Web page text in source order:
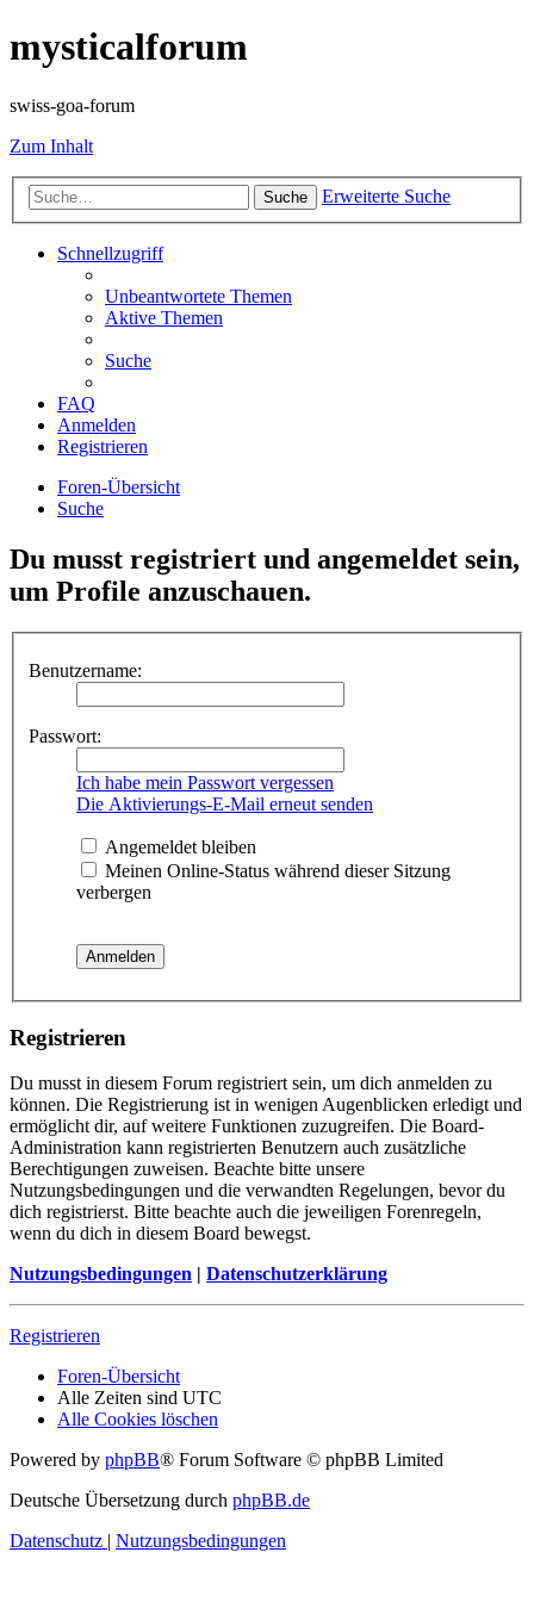
mysticalforum
swiss-goa-forum
Zum Inhalt
Suche Erweiterte Suche
Schnellzugriff
Unbeantwortete Themen
Aktive Themen
Suche
FAQ
Anmelden
Registrieren
Foren-Übersicht
Suche
Du musst registriert und angemeldet sein,
um Profile anzuschauen.
Benutzername:
Passwort:
Ich habe mein Passwort vergessen
Die Aktivierungs-E-Mail erneut senden
Angemeldet bleiben
Meinen Online-Status während dieser Sitzung
verbergen
Registrieren
Du musst in diesem Forum registriert sein, um dich anmelden zu
können. Die Registrierung ist in wenigen Augenblicken erledigt und
ermöglicht dir, auf weitere Funktionen zuzugreifen. Die Board-
Administration kann registrierten Benutzern auch zusätzliche
Berechtigungen zuweisen. Beachte bitte unsere
Nutzungsbedingungen und die verwandten Regelungen, bevor du
dich registrierst. Bitte beachte auch die jeweiligen Forenregeln,
wenn du dich in diesem Board bewegst.
Nutzungsbedingungen | Datenschutzerklärung
Registrieren
Foren-Übersicht
Alle Zeiten sind UTC
Alle Cookies löschen
Powered by phpBB® Forum Software © phpBB Limited
Deutsche Übersetzung durch phpBB.de
Datenschutz | Nutzungsbedingungen